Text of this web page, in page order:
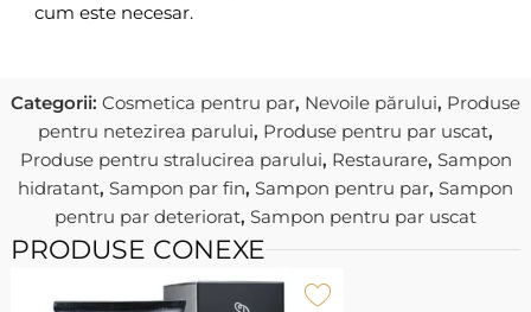
cum este necesar.
Categorii: Cosmetica pentru par, Nevoile părului, Produse
pentru netezirea parului, Produse pentru par uscat,
Produse pentru stralucirea parului, Restaurare, Sampon
hidratant, Sampon par fin, Sampon pentru par, Sampon
pentru par deteriorat, Sampon pentru par uscat
PRODUSE CONEXE